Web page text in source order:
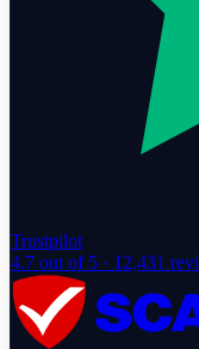
Trustpilot
4.7 out of 5 · 12,431